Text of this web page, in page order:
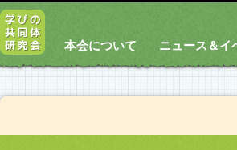
本会について ニュース＆イ